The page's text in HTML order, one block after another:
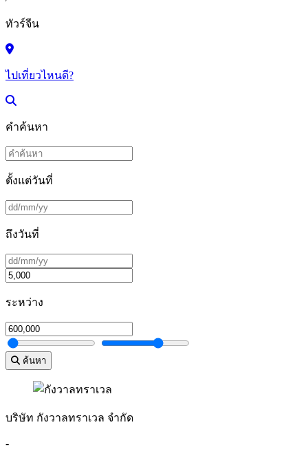
ทัวร์จีน
ไปเที่ยวไหนดี?
คำค้นหา
ตั้งแต่วันที่
ถึงวันที่
ระหว่าง
ค้นหา
บริษัท กังวาลทราเวล จำกัด
-